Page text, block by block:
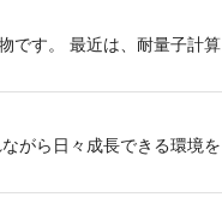
です。 最近は、耐量子計算
がら日々成長できる環境を